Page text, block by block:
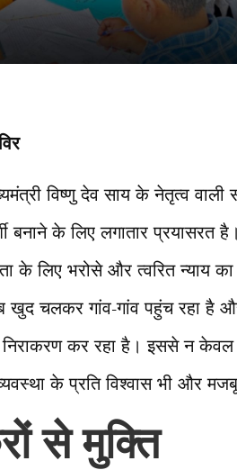
विष्णु देव साय के नेतृत्व वाली
बनाने के लिए लगातार प्रयासरत
के लिए भरोसे और त्वरित न्याय
चलकर गांव-गांव पहुंच रहा है और
कर रहा है। इससे न केवल
के प्रति विश्वास भी और
से मुक्ति